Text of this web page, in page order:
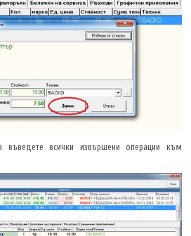
въведете всички извършени операции към